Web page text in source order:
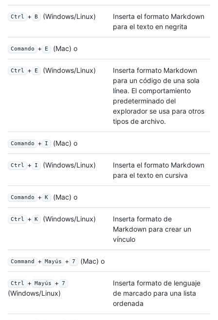
Ctrl + B (Windows/Linux)
Inserta el formato Markdown
para el texto en negrita
Comando + E (Mac) o
Ctrl + E (Windows/Linux)
Inserta formato Markdown
para un código de una sola
línea. El comportamiento
predeterminado del
explorador se usa para otros
tipos de archivo.
Comando + I (Mac) o
Ctrl + I (Windows/Linux)
Inserta el formato Markdown
para el texto en cursiva
Comando + K (Mac) o
Ctrl + K (Windows/Linux)
Inserta formato de
Markdown para crear un
vínculo
Command + Mayús + 7 (Mac) o
Ctrl + Mayús + 7
(Windows/Linux)
Inserta formato de lenguaje
de marcado para una lista
ordenada